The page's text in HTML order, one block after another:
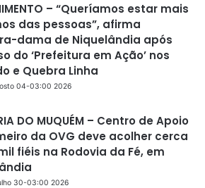
– “Queríamos estar mais
das pessoas”, afirma
dama de Niquelândia após
do ‘Prefeitura em Ação’ nos
e Quebra Linha
04-03:00 2026
DO MUQUÉM – Centro de Apoio
da OVG deve acolher cerca
fiéis na Rodovia da Fé, em
30-03:00 2026